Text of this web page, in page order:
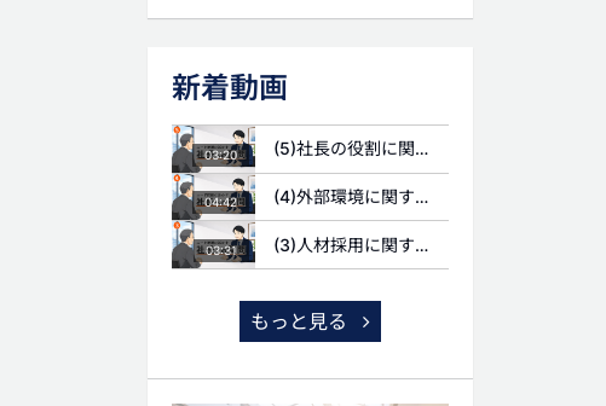
新着動画
03:20 (5)社長の役割に関する質問
04:42 (4)外部環境に関する質問
03:31 (3)人材採用に関する質問
もっと見る